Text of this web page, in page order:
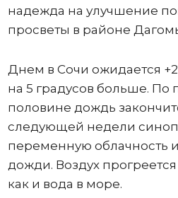
надежда на улучшение
просветы в районе
Днем в Сочи ожидается
на 5 градусов больше. По
половине дождь
следующей недели
переменную облачность
дожди. Воздух прогреется
как и вода в море.